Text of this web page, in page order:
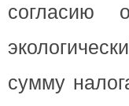
согласию
сумму